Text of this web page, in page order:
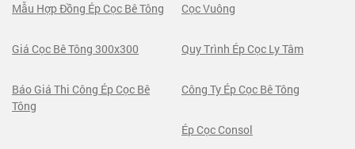
Mẫu Hợp Đồng Ép Cọc Bê Tông Cọc Vuông
Giá Cọc Bê Tông 300x300 Quy Trình Ép Cọc Ly Tâm
Báo Giá Thi Công Ép Cọc Bê
Tông
Công Ty Ép Cọc Bê Tông
Ép Cọc Consol